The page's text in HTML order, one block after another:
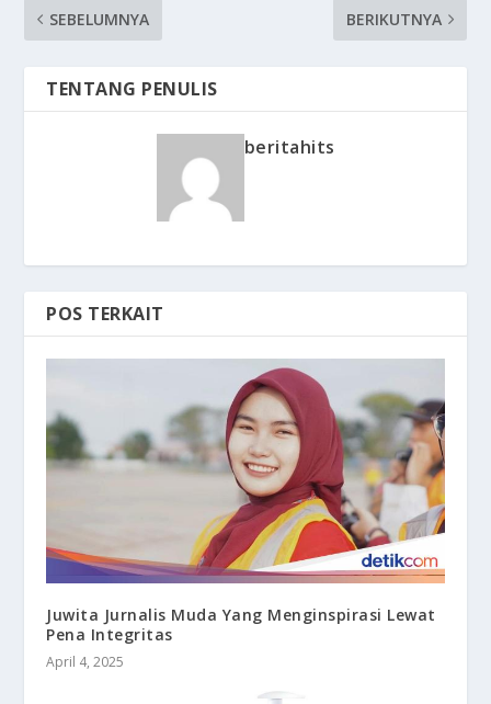
SEBELUMNYA
BERIKUTNYA
TENTANG PENULIS
beritahits
POS TERKAIT
Juwita Jurnalis Muda Yang Menginspirasi Lewat
Pena Integritas
April 4, 2025